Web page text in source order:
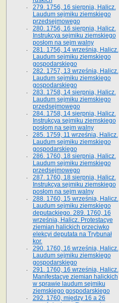
279. 1756, 16 sierpnia, Halicz.
Laudum sejmiku ziemskiego
przedsejmowego
280. 1756, 16 sierpnia, Halicz.
Instrukcya sejmiku ziemskiego
posłom na sejm walny
281. 1756, 14 września, Halicz.
Laudum sejmiku ziemskiego
gospodarskiego
282. 1757, 13 września, Halicz.
Laudum sejmiku ziemskiego
gospodarskiego
283. 1758, 14 sierpnia, Halicz.
Laudum sejmiku ziemskiego
przedsejmowego
284. 1758, 14 sierpnia, Halicz.
Instrukcya sejmiku ziemskiego
posłom na sejm walny
285. 1759, 11 września, Halicz.
Laudum sejmiku ziemskiego
gospodarskiego
286. 1760, 18 sierpnia, Halicz.
Laudum sejmiku ziemskiego
przedsejmowego
287. 1760, 18 sierpnia, Halicz.
Instrukcya sejmiku ziemskiego
posłom na sejm walny
288. 1760, 15 września, Halicz.
Laudum sejmiku ziemskiego
deputackiego. 289. 1760, 16
września, Halicz. Protestacye
ziemian halickich przeciwko
elekcyi deputata na Trybunał
kor.
290. 1760, 16 września, Halicz.
Laudum sejmiku ziemskiego
gospodarskiego
291. 1760, 16 września, Halicz.
Manifestacye ziemian halickich
w sprawie laudum sejmiku
ziemskiego gospodarskiego
292. 1760, między 16 a 26